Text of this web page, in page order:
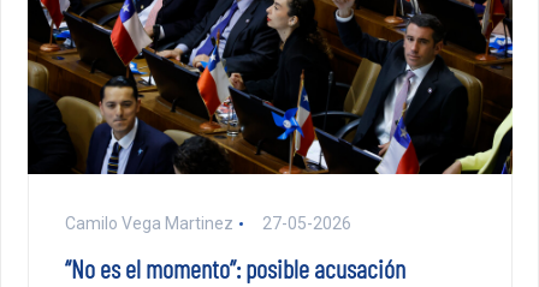
Camilo Vega Martinez 27-05-2026
“No es el momento”: posible acusación